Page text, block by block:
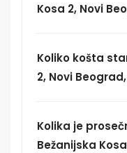
Kosa 2, Novi
Koliko košta
2, Novi
Kolika je
Bežanijska